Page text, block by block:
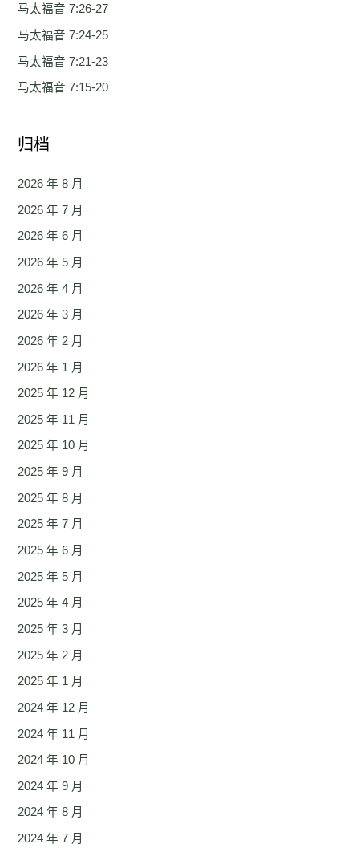
马太福音 7:26-27
马太福音 7:24-25
马太福音 7:21-23
马太福音 7:15-20
归档
2026 年 8 月
2026 年 7 月
2026 年 6 月
2026 年 5 月
2026 年 4 月
2026 年 3 月
2026 年 2 月
2026 年 1 月
2025 年 12 月
2025 年 11 月
2025 年 10 月
2025 年 9 月
2025 年 8 月
2025 年 7 月
2025 年 6 月
2025 年 5 月
2025 年 4 月
2025 年 3 月
2025 年 2 月
2025 年 1 月
2024 年 12 月
2024 年 11 月
2024 年 10 月
2024 年 9 月
2024 年 8 月
2024 年 7 月